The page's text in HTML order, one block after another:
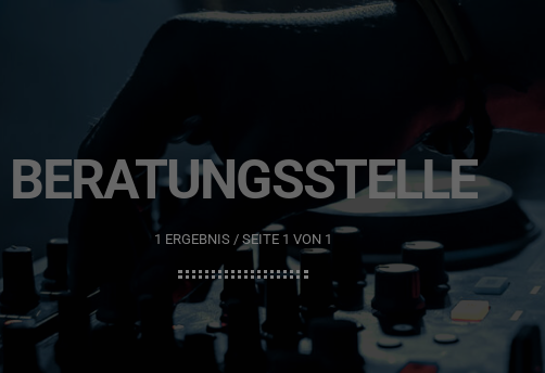
BERATUNGSSTELLE
1 ERGEBNIS / SEITE 1 VON 1